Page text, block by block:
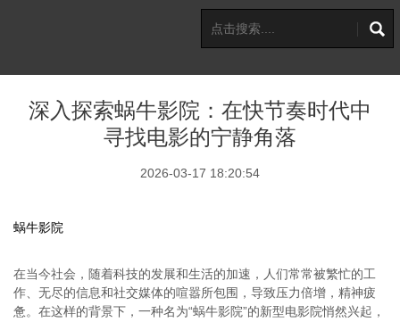
深入探索蜗牛影院：在快节奏时代中
寻找电影的宁静角落
2026-03-17 18:20:54
蜗牛影院
在当今社会，随着科技的发展和生活的加速，人们常常被繁忙的工
作、无尽的信息和社交媒体的喧嚣所包围，导致压力倍增，精神疲
惫。在这样的背景下，一种名为“蜗牛影院”的新型电影院悄然兴起，